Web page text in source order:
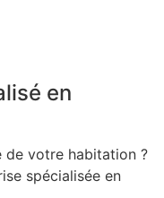
en
de votre habitation ?
spécialisée en